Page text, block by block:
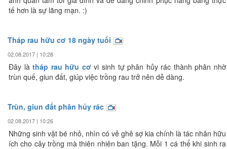
tế hơn là sự lãng mạn. :)
Tháp rau hữu cơ 18 ngày tuổi
02.08.2017 | 10:28
Đây làtháp rau hữu cơ vi sinh tự phân hủy rác thành phân nhờ
trùn quế, giun đất, giúp việc trồng rau trở nên dễ dàng.
Trùn, giun đất phân hủy rác
02.08.2017 | 10:26
Những sinh vật bé nhỏ, nhìn có vẻ ghê sợ kia chính là tác nhân hữu
ích cho cây trồng mà thiên nhiên ban tặng. Mỗi 1 cá thể khi sinh ra